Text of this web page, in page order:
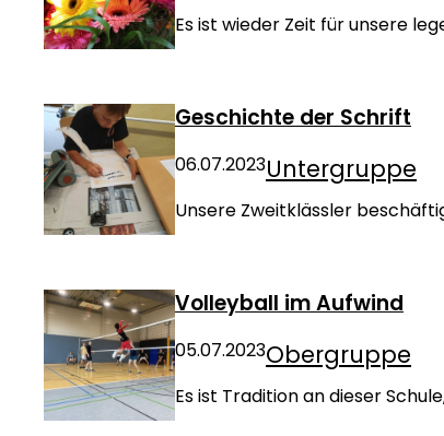
Es ist wieder Zeit für unsere
Geschichte der Schrift
06.07.2023Untergruppe
Unsere Zweitklässler
Volleyball im Aufwind
05.07.2023Obergruppe
Es ist Tradition an dieser